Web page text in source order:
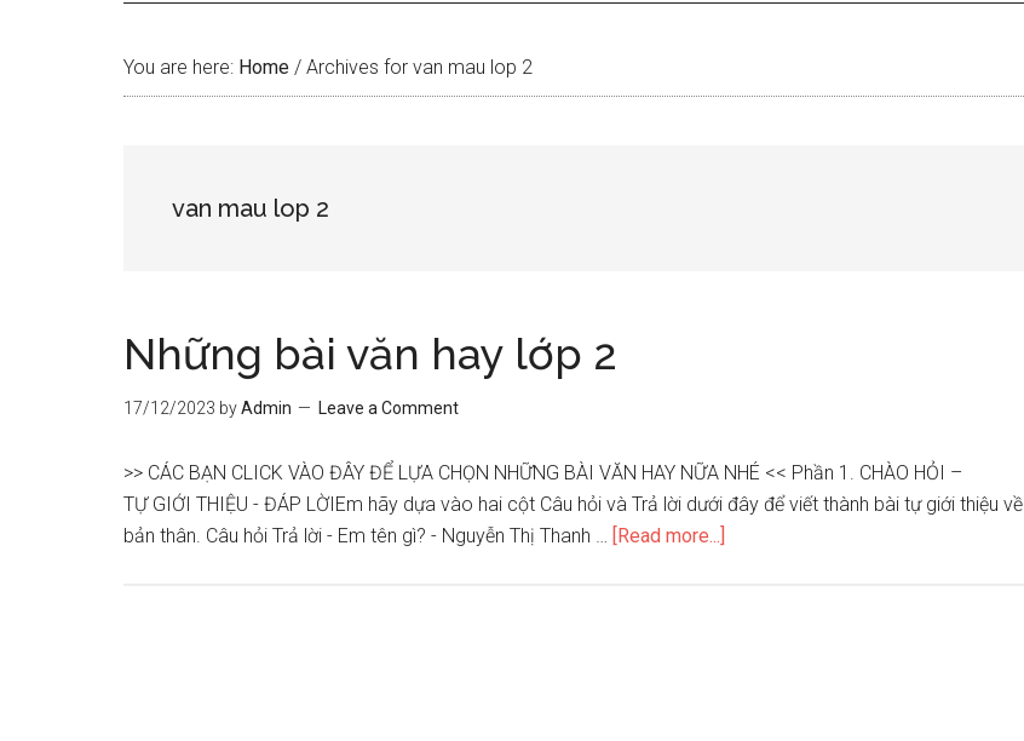
You are here: Home / Archives for van mau lop 2
van mau lop 2
Những bài văn hay lớp 2
17/12/2023 byAdmin Leave a Comment
>> CÁC BẠN CLICK VÀO ĐÂY ĐỂ LỰA CHỌN NHỮNG BÀI VĂN HAY NỮA NHÉ << Phần 1. CHÀO HỎI –
TỰ GIỚI THIỆU - ĐÁP LỜIEm hãy dựa vào hai cột Câu hỏi và Trả lời dưới đây để viết thành bài tự giới thiệu về
bản thân. Câu hỏi Trả lời - Em tên gì? - Nguyễn Thị Thanh … [Read more...]